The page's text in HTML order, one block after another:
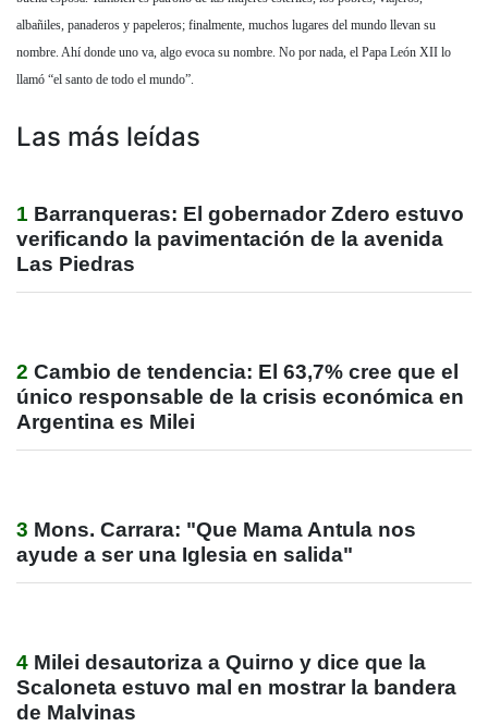
albañiles, panaderos y papeleros; finalmente, muchos lugares del mundo llevan su
nombre. Ahí donde uno va, algo evoca su nombre. No por nada, el Papa León XII lo
llamó “el santo de todo el mundo”.
Las más leídas
1 Barranqueras: El gobernador Zdero estuvo
verificando la pavimentación de la avenida
Las Piedras
2 Cambio de tendencia: El 63,7% cree que el
único responsable de la crisis económica en
Argentina es Milei
3 Mons. Carrara: "Que Mama Antula nos
ayude a ser una Iglesia en salida"
4 Milei desautoriza a Quirno y dice que la
Scaloneta estuvo mal en mostrar la bandera
de Malvinas